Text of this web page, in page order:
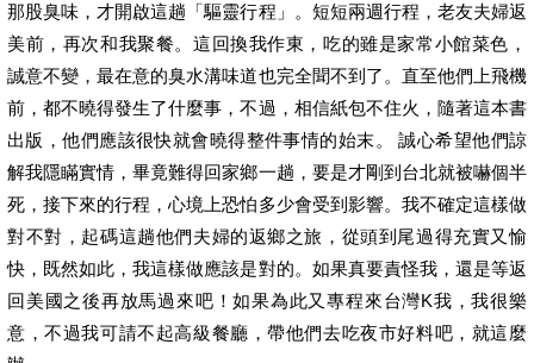
那股臭味，才開啟這趟「驅靈行程」。短短兩週行程，老友夫婦返
美前，再次和我聚餐。這回換我作東，吃的雖是家常小館菜色，
誠意不變，最在意的臭水溝味道也完全聞不到了。直至他們上飛機
前，都不曉得發生了什麼事，不過，相信紙包不住火，隨著這本書
出版，他們應該很快就會曉得整件事情的始末。 誠心希望他們諒
解我隱瞞實情，畢竟難得回家鄉一趟，要是才剛到台北就被嚇個半
死，接下來的行程，心境上恐怕多少會受到影響。我不確定這樣做
對不對，起碼這趟他們夫婦的返鄉之旅，從頭到尾過得充實又愉
快，既然如此，我這樣做應該是對的。如果真要責怪我，還是等返
回美國之後再放馬過來吧！如果為此又專程來台灣K我，我很樂
意，不過我可請不起高級餐廳，帶他們去吃夜市好料吧，就這麼